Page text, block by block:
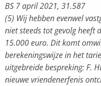
BS 7 april 2021, 31.587
(5) Wij hebben evenwel
niet steeds tot gevolg heeft
15.000 euro. Dit komt
berekeningswijze in het
uitgebreide bespreking: F.
nieuwe vriendenerfenis